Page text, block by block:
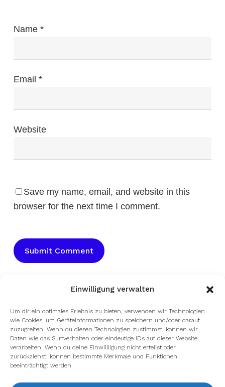
Einwilligung verwalten
Um dir ein optimales Erlebnis zu bieten, verwenden wir Technologien
wie Cookies, um Geräteinformationen zu speichern und/oder darauf
zuzugreifen. Wenn du diesen Technologien zustimmst, können wir
Daten wie das Surfverhalten oder eindeutige IDs auf dieser Website
verarbeiten. Wenn du deine Einwillligung nicht erteilst oder
zurückziehst, können bestimmte Merkmale und Funktionen
beeinträchtigt werden.
Name *
Email *
Website
Save my name, email, and website in this
browser for the next time I comment.
facebook youtube instagram spotify twitch